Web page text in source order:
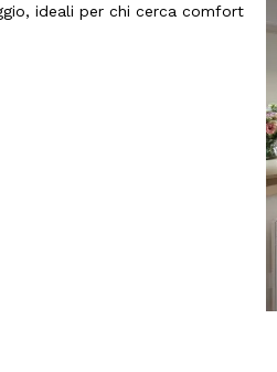
ideali per chi cerca comfort